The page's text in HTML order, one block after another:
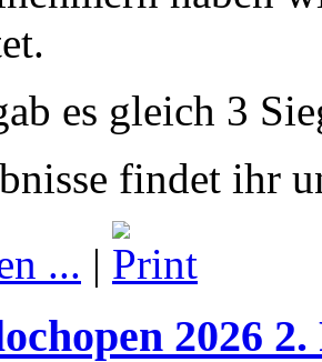
es gleich 3
findet ihr
... |
2026